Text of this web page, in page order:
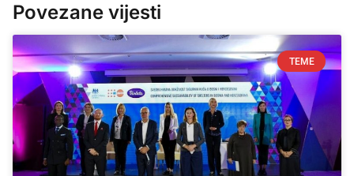
Povezane vijesti
TEME